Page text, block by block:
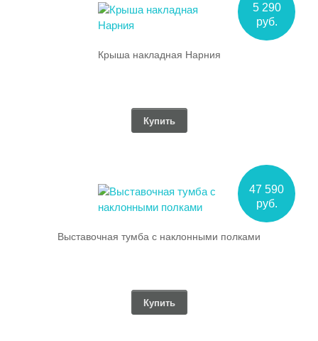
5 290
руб.
Крыша накладная Нарния
Купить
47 590
руб.
Выставочная тумба с наклонными полками
Купить